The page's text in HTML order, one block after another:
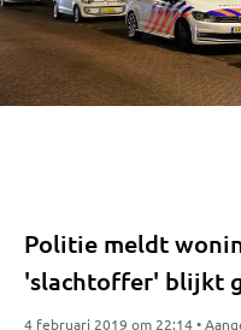
Politie meldt
'slachtoffer' blijkt
4 februari 2019 om 22:14 •